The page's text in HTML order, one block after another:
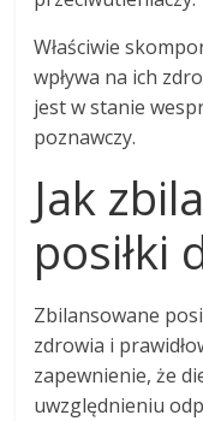
Właściwie
wpływa na ich
jest w stanie
poznawczy.
Jak
posiłki
Zbilansowane
zdrowia i
zapewnienie, że
uwzględnieniu